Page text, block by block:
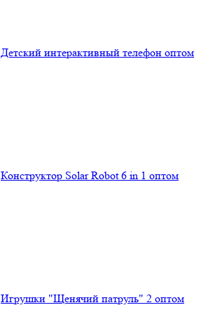
Детский интерактивный телефон оптом
Конструктор Solar Robot 6 in 1 оптом
Игрушки "Щенячий патруль" 2 оптом